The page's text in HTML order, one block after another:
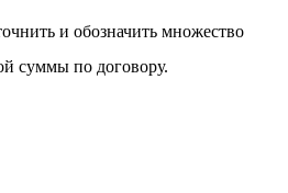
и обозначить множество
суммы по договору.